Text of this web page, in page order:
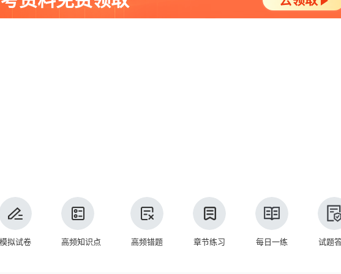
模拟试卷 高频知识点 高频错题 章节练习 每日一练 试题